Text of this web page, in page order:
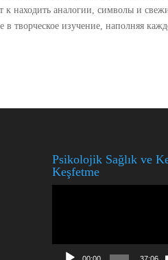
к находить аналогии, символы и
в творческое изучение, наполняя
Psikolojik Sağlık ve
Keşfetme